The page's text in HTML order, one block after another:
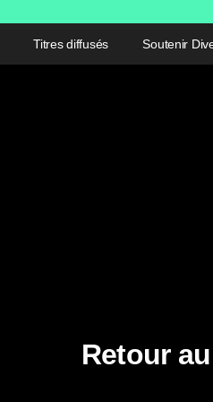
Titres diffusés Soutenir
Retour